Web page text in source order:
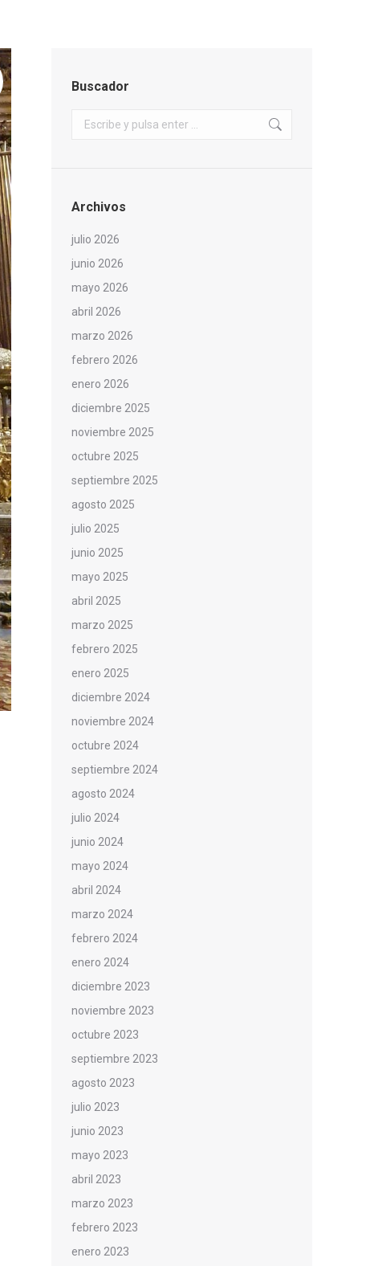
Buscador
Buscar:
Archivos
julio 2026
junio 2026
mayo 2026
abril 2026
marzo 2026
febrero 2026
enero 2026
diciembre 2025
noviembre 2025
octubre 2025
septiembre 2025
agosto 2025
julio 2025
junio 2025
mayo 2025
abril 2025
marzo 2025
febrero 2025
enero 2025
diciembre 2024
noviembre 2024
octubre 2024
septiembre 2024
agosto 2024
julio 2024
junio 2024
mayo 2024
abril 2024
marzo 2024
febrero 2024
enero 2024
diciembre 2023
noviembre 2023
octubre 2023
septiembre 2023
agosto 2023
julio 2023
junio 2023
mayo 2023
abril 2023
marzo 2023
febrero 2023
enero 2023